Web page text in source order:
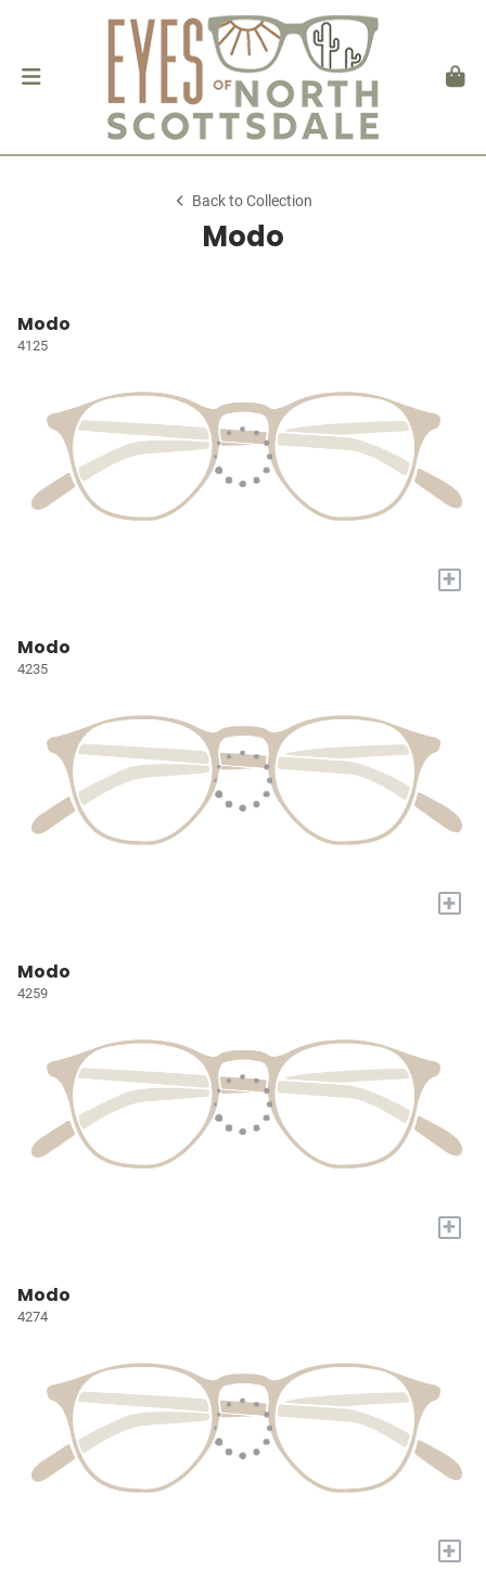
Back to Collection
Modo
Modo
4125
+
Modo
4235
+
Modo
4259
+
Modo
4274
+